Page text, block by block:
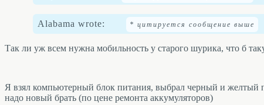
Alabama wrote:
Так ли уж всем нужна мобильность у старого шурика, что б
Я взял компьютерный блок питания, выбрал черный и желтый
надо новый брать (по цене ремонта аккумуляторов)